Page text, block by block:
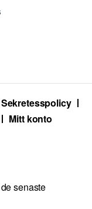
Sekretesspolicy
Mitt konto
senaste